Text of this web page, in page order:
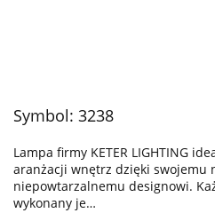
Symbol: 3238
Lampa firmy KETER LIGHTING
aranżacji wnętrz dzięki swojemu
niepowtarzalnemu designowi.
wykonany je…